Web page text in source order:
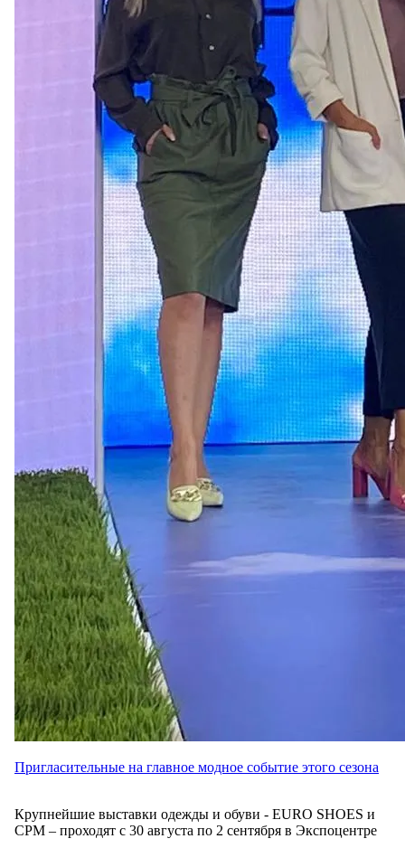
Пригласительные на главное модное событие этого сезона
Крупнейшие выставки одежды и обуви - EURO SHOES и
CPM – проходят с 30 августа по 2 сентября в Экспоцентре